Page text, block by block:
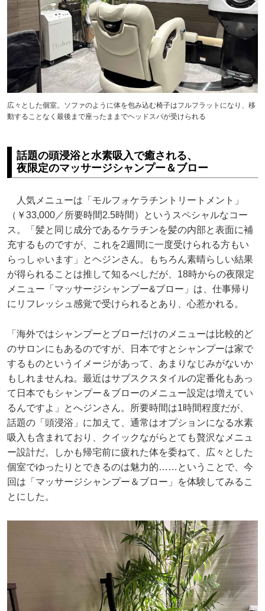
広々とした個室。ソファのように体を包み込む椅子はフルフラットになり、移
動することなく最後まで座ったままでヘッドスパが受けられる
話題の頭浸浴と水素吸入で癒される、
夜限定のマッサージシャンプー＆ブロー
人気メニューは「モルフォケラチントリートメント」
（￥33,000／所要時間2.5時間）というスペシャルなコー
ス。「髪と同じ成分であるケラチンを髪の内部と表面に補
充するものですが、これを2週間に一度受けられる方もい
らっしゃいます」とヘジンさん。もちろん素晴らしい結果
が得られることは推して知るべしだが、18時からの夜限定
メニュー「マッサージシャンプー&ブロー」は、仕事帰り
にリフレッシュ感覚で受けられるとあり、心惹かれる。
「海外ではシャンプーとブローだけのメニューは比較的ど
のサロンにもあるのですが、日本ですとシャンプーは家で
するものというイメージがあって、あまりなじみがないか
もしれませんね。最近はサブスクスタイルの定番化もあっ
て日本でもシャンプー＆ブローのメニュー設定は増えてい
るんですよ」とへジンさん。所要時間は1時間程度だが、
話題の「頭浸浴」に加えて、通常はオプションになる水素
吸入も含まれており、クイックながらとても贅沢なメニュ
ー設計だ。しかも帰宅前に疲れた体を委ねて、広々とした
個室でゆったりとできるのは魅力的……ということで、今
回は「マッサージシャンプー＆ブロー」を体験してみるこ
とにした。